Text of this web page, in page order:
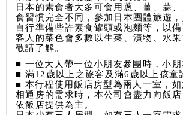
日本的素食者大多可食用蔥、薑、蒜
食習慣完全不同，參加日本團體旅遊
自行準備些許素食罐頭或泡麵等，以
客人的菜色會多數以生菜、漬物、水
敬請了解。
■ 一位大人帶一位小朋友參團時，小朋
■ 滿12歲以上之旅客及滿6歲以上孩童
■ 本行程使用飯店房型為兩人一室，
相通房的需求時，本公司會盡力向飯
依飯店提供為主。